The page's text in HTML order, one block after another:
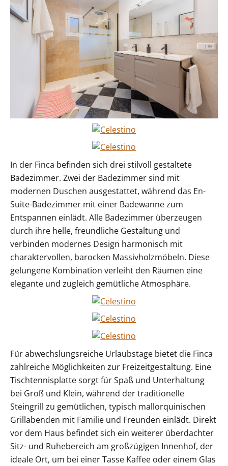
In der Finca befinden sich drei stilvoll gestaltete
Badezimmer. Zwei der Badezimmer sind mit
modernen Duschen ausgestattet, während das En-
Suite-Badezimmer mit einer Badewanne zum
Entspannen einlädt. Alle Badezimmer überzeugen
durch ihre helle, freundliche Gestaltung und
verbinden modernes Design harmonisch mit
charaktervollen, barocken Massivholzmöbeln. Diese
gelungene Kombination verleiht den Räumen eine
elegante und zugleich gemütliche Atmosphäre.
Für abwechslungsreiche Urlaubstage bietet die Finca
zahlreiche Möglichkeiten zur Freizeitgestaltung. Eine
Tischtennisplatte sorgt für Spaß und Unterhaltung
bei Groß und Klein, während der traditionelle
Steingrill zu gemütlichen, typisch mallorquinischen
Grillabenden mit Familie und Freunden einlädt. Direkt
vor dem Haus befindet sich ein weiterer überdachter
Sitz- und Ruhebereich am großzügigen Innenhof, der
ideale Ort, um bei einer Tasse Kaffee oder einem Glas